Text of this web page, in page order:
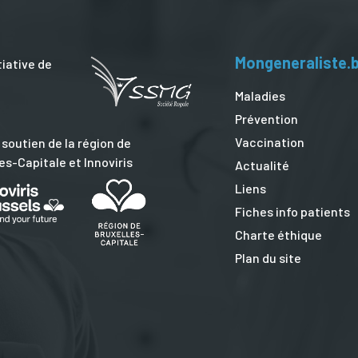
de
de la région de
Capitale et Innoviris
Maladies
Prévention
Vaccination
Actualité
Liens
Fiches info patients
Charte éthique
Plan du site